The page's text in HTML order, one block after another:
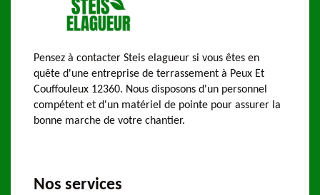
Pensez à contacter Steis elagueur si vous êtes en
quête d'une entreprise de terrassement à Peux Et
Couffouleux 12360. Nous disposons d'un personnel
compétent et d'un matériel de pointe pour assurer la
bonne marche de votre chantier.
Nos services